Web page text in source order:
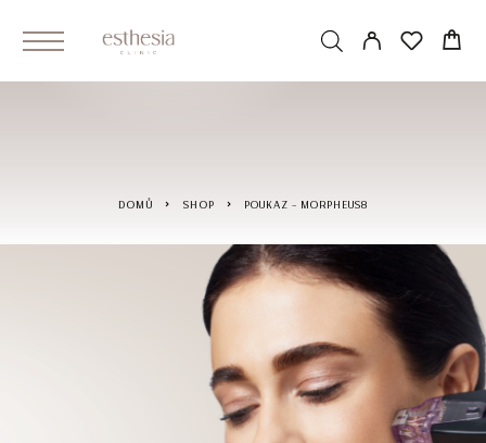
DOMŮ SHOP POUKAZ – MORPHEUS8